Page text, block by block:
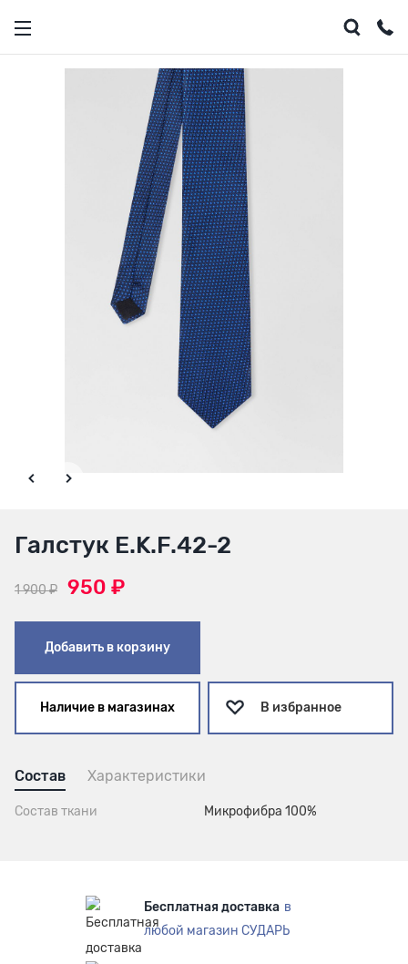
Галстук E.K.F.42-2
1 900 ₽ 950 ₽
Добавить в корзину
Наличие в магазинах В избранное
Состав Характеристики
Состав ткани Микрофибра 100%
Бесплатная доставка в
любой магазин СУДАРЬ